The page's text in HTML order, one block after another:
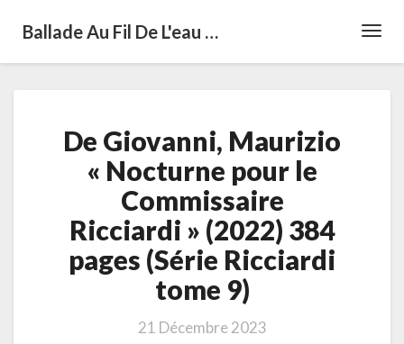
Ballade Au Fil De L'eau …
Giovanni,
Maurizio
« Nocturne
pour
le
Commissaire
Ricciardi »
(2022)
384
(Série
De Giovanni, Maurizio
« Nocturne pour le
Commissaire
Ricciardi » (2022) 384
pages (Série Ricciardi
tome 9)
21 Décembre 2023